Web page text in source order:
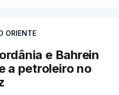
do Hamas.
do canal de
que também teve
Gabinete, recordou na
ORIENTE
e Bahrein
a petroleiro no